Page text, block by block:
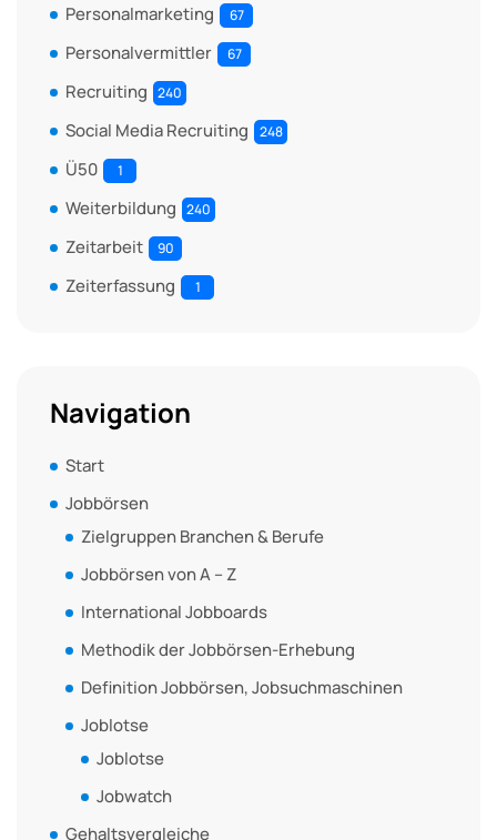
Personalmarketing 67
Personalvermittler 67
Recruiting 240
Social Media Recruiting 248
Ü50 1
Weiterbildung 240
Zeitarbeit 90
Zeiterfassung 1
Navigation
Start
Jobbörsen
Zielgruppen Branchen & Berufe
Jobbörsen von A – Z
International Jobboards
Methodik der Jobbörsen-Erhebung
Definition Jobbörsen, Jobsuchmaschinen
Joblotse
Joblotse
Jobwatch
Gehaltsvergleiche